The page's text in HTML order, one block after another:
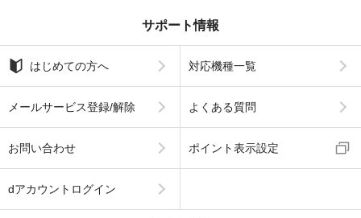
サポート情報
はじめての方へ 対応機種一覧
メールサービス登録/解除 よくある質問
お問い合わせ ポイント表示設定
dアカウントログイン